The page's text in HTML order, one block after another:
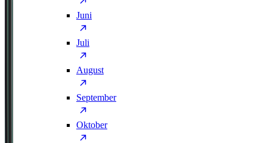
Juni
Juli
August
September
Oktober